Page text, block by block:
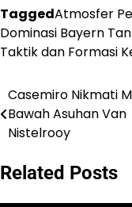
TaggedAtmosfer
Dominasi Bayern
Taktik dan Formasi
Post
navigation
Casemiro Nikmati
Bawah Asuhan Van
Nistelrooy
Related Posts